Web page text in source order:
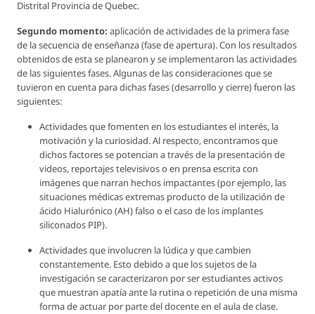
Distrital Provincia de Quebec.
Segundo momento: aplicación de actividades de la primera fase
de la secuencia de enseñanza (fase de apertura). Con los resultados
obtenidos de esta se planearon y se implementaron las actividades
de las siguientes fases. Algunas de las consideraciones que se
tuvieron en cuenta para dichas fases (desarrollo y cierre) fueron las
siguientes:
Actividades que fomenten en los estudiantes el interés, la
motivación y la curiosidad. Al respecto, encontramos que
dichos factores se potencian a través de la presentación de
videos, reportajes televisivos o en prensa escrita con
imágenes que narran hechos impactantes (por ejemplo, las
situaciones médicas extremas producto de la utilización de
ácido Hialurónico (AH) falso o el caso de los implantes
siliconados PIP).
Actividades que involucren la lúdica y que cambien
constantemente. Esto debido a que los sujetos de la
investigación se caracterizaron por ser estudiantes activos
que muestran apatía ante la rutina o repetición de una misma
forma de actuar por parte del docente en el aula de clase.